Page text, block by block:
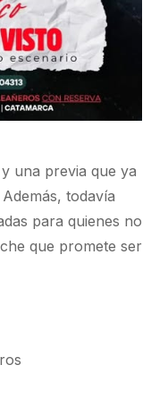
una previa que ya
todavía
para quienes no
que promete ser